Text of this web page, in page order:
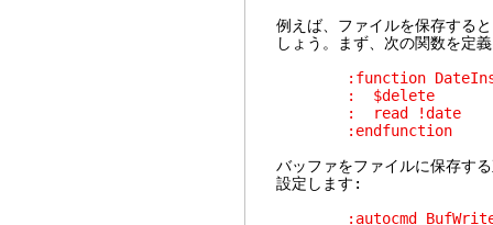
例えば、ファイルを保存する
しょう。まず、次の関数を定
:function
: $delete
: read !date
:endfunction
バッファをファイルに保存す
設定します:
:autocmd